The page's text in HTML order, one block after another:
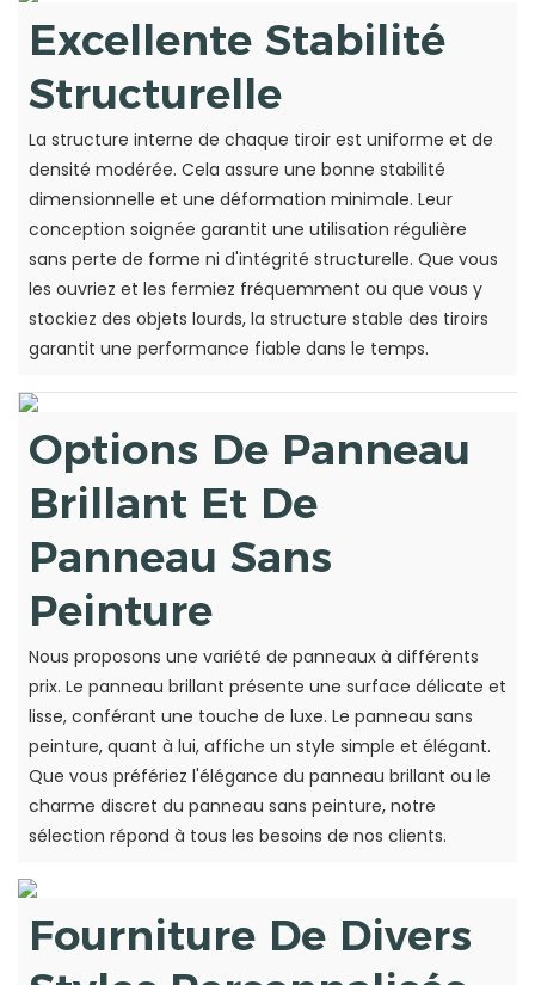
Excellente Stabilité
Structurelle
La structure interne de chaque tiroir est uniforme et de
densité modérée. Cela assure une bonne stabilité
dimensionnelle et une déformation minimale. Leur
conception soignée garantit une utilisation régulière
sans perte de forme ni d'intégrité structurelle. Que vous
les ouvriez et les fermiez fréquemment ou que vous y
stockiez des objets lourds, la structure stable des tiroirs
garantit une performance fiable dans le temps.
Options De Panneau
Brillant Et De
Panneau Sans
Peinture
Nous proposons une variété de panneaux à différents
prix. Le panneau brillant présente une surface délicate et
lisse, conférant une touche de luxe. Le panneau sans
peinture, quant à lui, affiche un style simple et élégant.
Que vous préfériez l'élégance du panneau brillant ou le
charme discret du panneau sans peinture, notre
sélection répond à tous les besoins de nos clients.
Fourniture De Divers